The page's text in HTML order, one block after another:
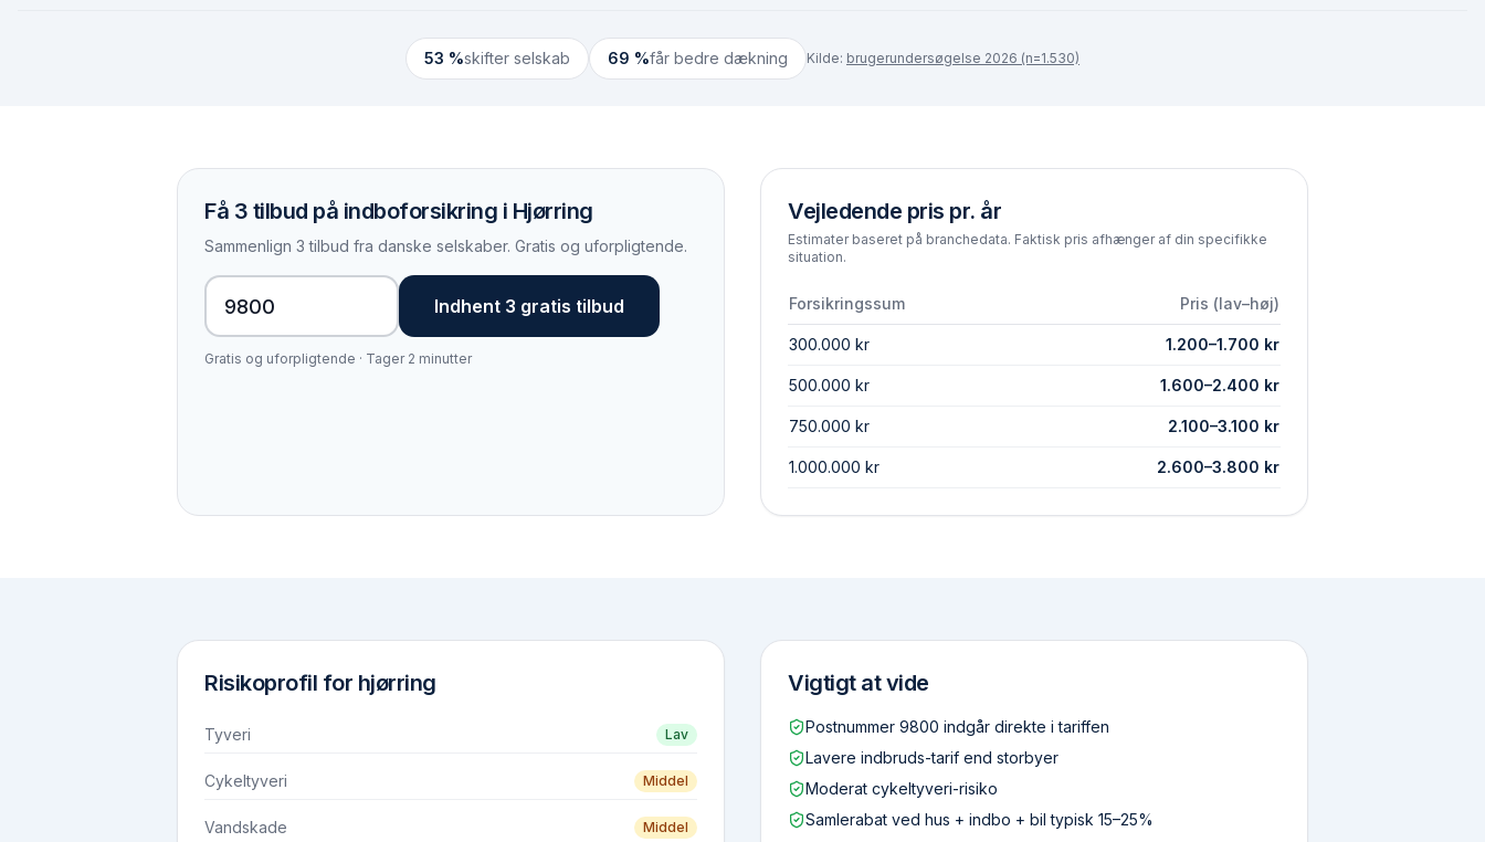
53 %skifter selskab 69 %får bedre dækning Kilde: brugerundersøgelse 2026 (n=1.530)
Få 3 tilbud på indboforsikring i Hjørring
Sammenlign 3 tilbud fra danske selskaber. Gratis og uforpligtende.
Indhent 3 gratis tilbud
Gratis og uforpligtende · Tager 2 minutter
Vejledende pris pr. år
Estimater baseret på branchedata. Faktisk pris afhænger af din specifikke
situation.
Forsikringssum Pris (lav–høj)
300.000 kr 1.200–1.700 kr
500.000 kr 1.600–2.400 kr
750.000 kr 2.100–3.100 kr
1.000.000 kr 2.600–3.800 kr
Risikoprofil for hjørring
Tyveri Lav
Cykeltyveri Middel
Vandskade Middel
Vigtigt at vide
Postnummer 9800 indgår direkte i tariffen
Lavere indbruds-tarif end storbyer
Moderat cykeltyveri-risiko
Samlerabat ved hus + indbo + bil typisk 15–25%